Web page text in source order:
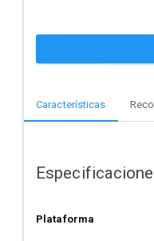
Características
Plataforma